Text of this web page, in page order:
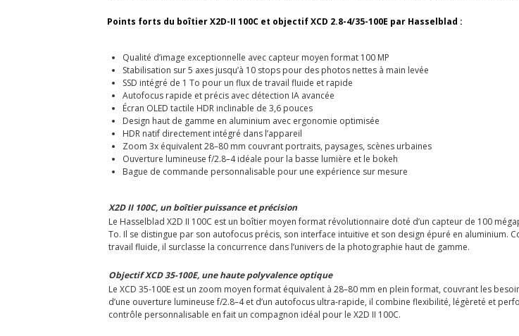
Points forts du boîtier X2D-II 100C et objectif XCD 2.8-4/35-100E par Hasselblad :
Qualité d’image exceptionnelle avec capteur moyen format 100 MP
Stabilisation sur 5 axes jusqu’à 10 stops pour des photos nettes à main levée
SSD intégré de 1 To pour un flux de travail fluide et rapide
Autofocus rapide et précis avec détection IA avancée
Écran OLED tactile HDR inclinable de 3,6 pouces
Design haut de gamme en aluminium avec ergonomie optimisée
HDR natif directement intégré dans l’appareil
Zoom 3x équivalent 28–80 mm couvrant portraits, paysages, scènes urbaines
Ouverture lumineuse f/2.8–4 idéale pour la basse lumière et le bokeh
Bague de commande personnalisable pour une expérience sur mesure
X2D II 100C, un boîtier puissance et précision
Le Hasselblad X2D II 100C est un boîtier moyen format révolutionnaire doté d’un capteur de 100
To. Il se distingue par son autofocus précis, son interface intuitive et son design épuré en aluminium.
travail fluide, il surclasse la concurrence dans l’univers de la photographie haut de gamme.
Objectif XCD 35-100E, une haute polyvalence optique
Le XCD 35-100E est un zoom moyen format équivalent à 28–80 mm en plein format, couvrant les
d’une ouverture lumineuse f/2.8–4 et d’un autofocus ultra-rapide, il combine flexibilité, légèreté et
contrôle personnalisable en fait un compagnon idéal pour le X2D II 100C.